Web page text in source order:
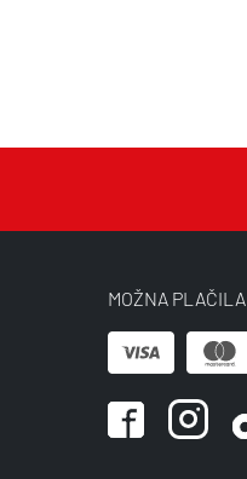
MOŽNA PLAČILA